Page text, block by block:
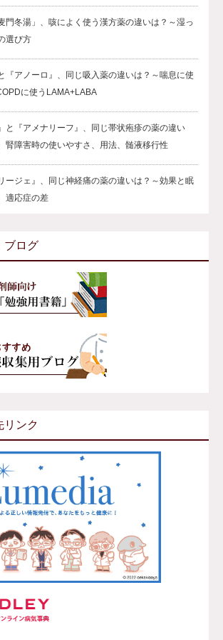
門冬湯」、咳によく使う漢方薬の違いは？～湿っ
選び方
『アノーロ』、同じ吸入薬の違いは？～喘息に使
に使うLAMA+LABA
と『アメナリーフ』、同じ帯状疱疹の薬の違い
腎障害時の使いやすさ、用法、髄液移行性
ージェ』、同じ神経痛の薬の違いは？～効果と眠
適応症の差
ブログ
リンク